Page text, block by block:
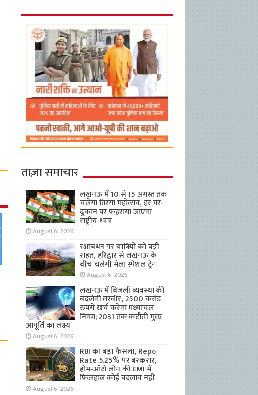
ताज़ा समाचार
लखनऊ में 10 से 15 अगस्त तक
चलेगा तिरंगा महोत्सव, हर घर-
दुकान पर फहराया जाएगा
राष्ट्रीय ध्वज
August 6, 2026
रक्षाबंधन पर यात्रियों को बड़ी
राहत, हरिद्वार से लखनऊ के
बीच चलेगी मेला स्पेशल ट्रेन
August 6, 2026
लखनऊ में बिजली व्यवस्था की
बदलेगी तस्वीर, 2500 करोड़
रुपये खर्च करेगा मध्यांचल
निगम; 2031 तक कटौती मुक्त
आपूर्ति का लक्ष्य
August 6, 2026
RBI का बड़ा फैसला, Repo
Rate 5.25% पर बरकरार,
होम-ऑटो लोन की EMI में
फिलहाल कोई बदलाव नहीं
August 6, 2026